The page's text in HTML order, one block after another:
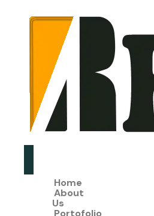
Home
About
Us
Portofolio